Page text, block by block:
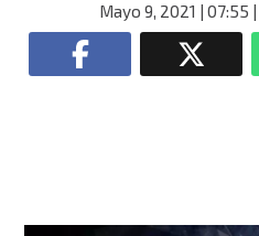
Mayo 9, 2021 | 07:55